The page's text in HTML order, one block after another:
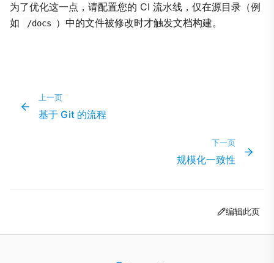
为了优化这一点，请配置您的 CI 流水线，仅在源目录（例
如
/docs ）中的文件被修改时才触发文档构建。
上一页
基于 Git 的流程
下一页
规模化一致性
编辑此页